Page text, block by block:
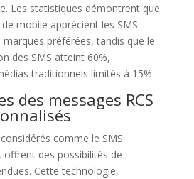
Les statistiques démontrent que
mobile apprécient les SMS
préférées, tandis que le
des SMS atteint 60%,
traditionnels limités à 15%.
des messages RCS
comme le SMS
des possibilités de
Cette technologie,